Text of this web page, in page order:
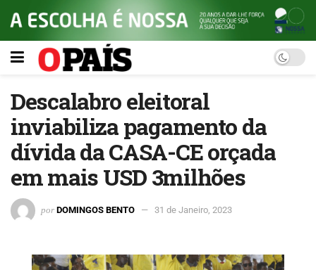
Descalabro eleitoral
inviabiliza pagamento da
dívida da CASA-CE orçada
em mais USD 3milhões
por DOMINGOS BENTO 31 de Janeiro, 2023